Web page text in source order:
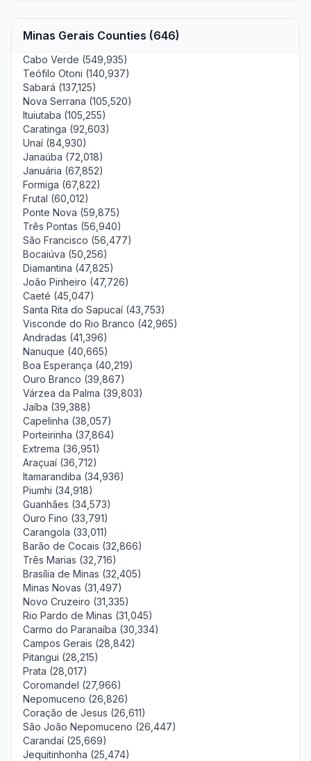
Minas Gerais Counties (646)
Cabo Verde (549,935)
Teófilo Otoni (140,937)
Sabará (137,125)
Nova Serrana (105,520)
Ituiutaba (105,255)
Caratinga (92,603)
Unaí (84,930)
Janaúba (72,018)
Januária (67,852)
Formiga (67,822)
Frutal (60,012)
Ponte Nova (59,875)
Três Pontas (56,940)
São Francisco (56,477)
Bocaiúva (50,256)
Diamantina (47,825)
João Pinheiro (47,726)
Caeté (45,047)
Santa Rita do Sapucaí (43,753)
Visconde do Rio Branco (42,965)
Andradas (41,396)
Nanuque (40,665)
Boa Esperança (40,219)
Ouro Branco (39,867)
Várzea da Palma (39,803)
Jaíba (39,388)
Capelinha (38,057)
Porteirinha (37,864)
Extrema (36,951)
Araçuaí (36,712)
Itamarandiba (34,936)
Piumhi (34,918)
Guanhães (34,573)
Ouro Fino (33,791)
Carangola (33,011)
Barão de Cocais (32,866)
Três Marias (32,716)
Brasília de Minas (32,405)
Minas Novas (31,497)
Novo Cruzeiro (31,335)
Rio Pardo de Minas (31,045)
Carmo do Paranaíba (30,334)
Campos Gerais (28,842)
Pitangui (28,215)
Prata (28,017)
Coromandel (27,966)
Nepomuceno (26,826)
Coração de Jesus (26,611)
São João Nepomuceno (26,447)
Carandaí (25,669)
Jequitinhonha (25,474)